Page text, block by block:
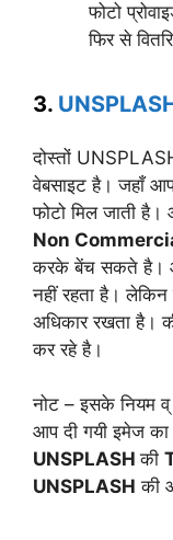
फोटो
फिर से
3.
दोस्तों
वेबसाइट है। जहाँ
फोटो मिल जाती
Non
करके बेंच सकते है।
नहीं रहता है। लेकिन
अधिकार रखता है।
कर रहे है।
नोट – इसके नियम व्
आप दी गयी इमेज
UNSPLASHकी
UNSPLASH की